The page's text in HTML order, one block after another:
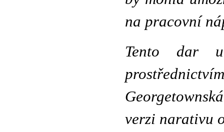
na pracovní
Tento dar
verzi narativu